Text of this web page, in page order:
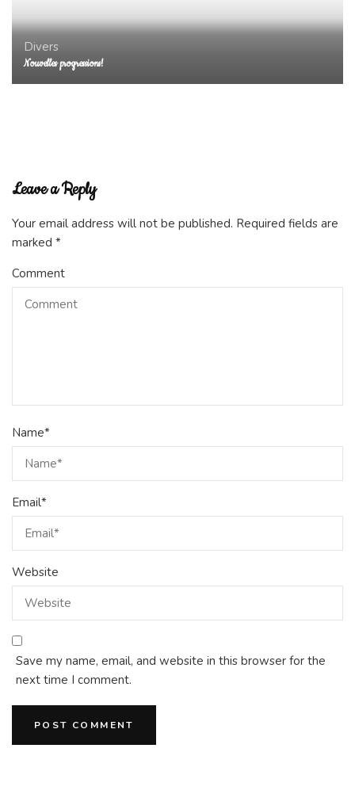
Divers
Nouvelles progressions!
Divers Non classé
Découverte d’un métier: graphopédagogue
Leave a Reply
Your email address will not be published. Required fields are
marked *
Comment
Name*
Email*
Website
Save my name, email, and website in this browser for the
next time I comment.